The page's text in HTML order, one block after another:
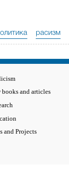
расизм
books and articles
and Projects